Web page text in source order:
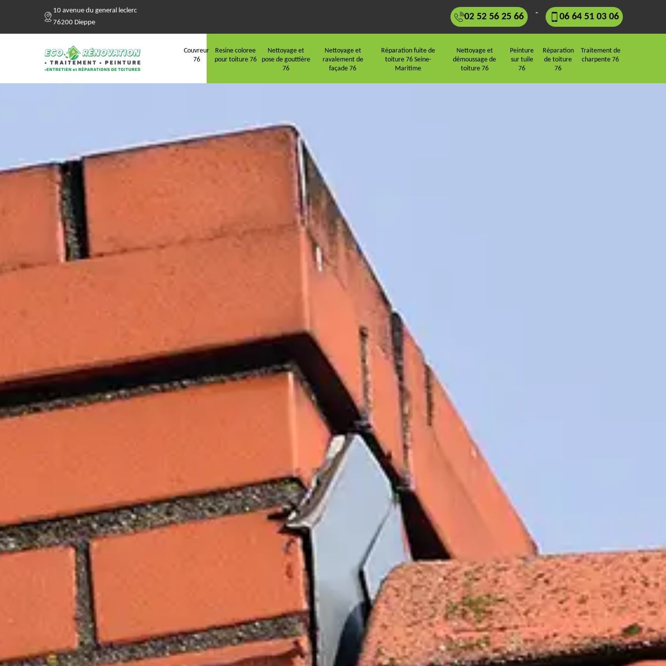
10 avenue du general leclerc
76200 Dieppe
02 52 56 25 66 - 06 64 51 03 06
Couvreur
76
Resine coloree
pour toiture 76
Nettoyage et
pose de gouttière
76
Nettoyage et
ravalement de
façade 76
Réparation fuite de
toiture 76 Seine-
Maritime
Nettoyage et
démoussage de
toiture 76
Peinture
sur tuile
76
Réparation
de toiture
76
Traitement de
charpente 76